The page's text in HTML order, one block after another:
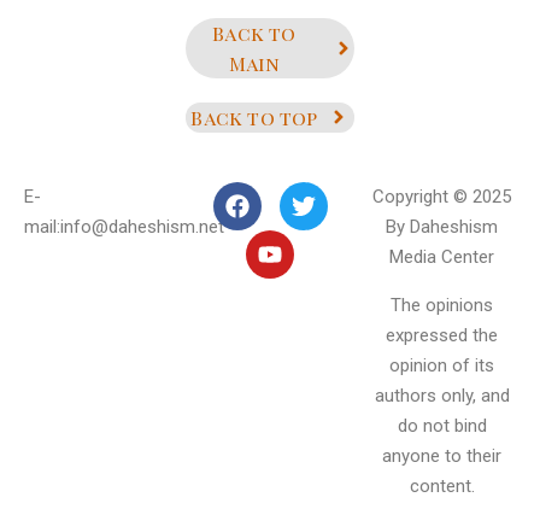
Back to
Main
Back to top
E-
mail:info@daheshism.net
Copyright © 2025
By Daheshism
Media Center
The opinions
expressed the
opinion of its
authors only, and
do not bind
anyone to their
content.